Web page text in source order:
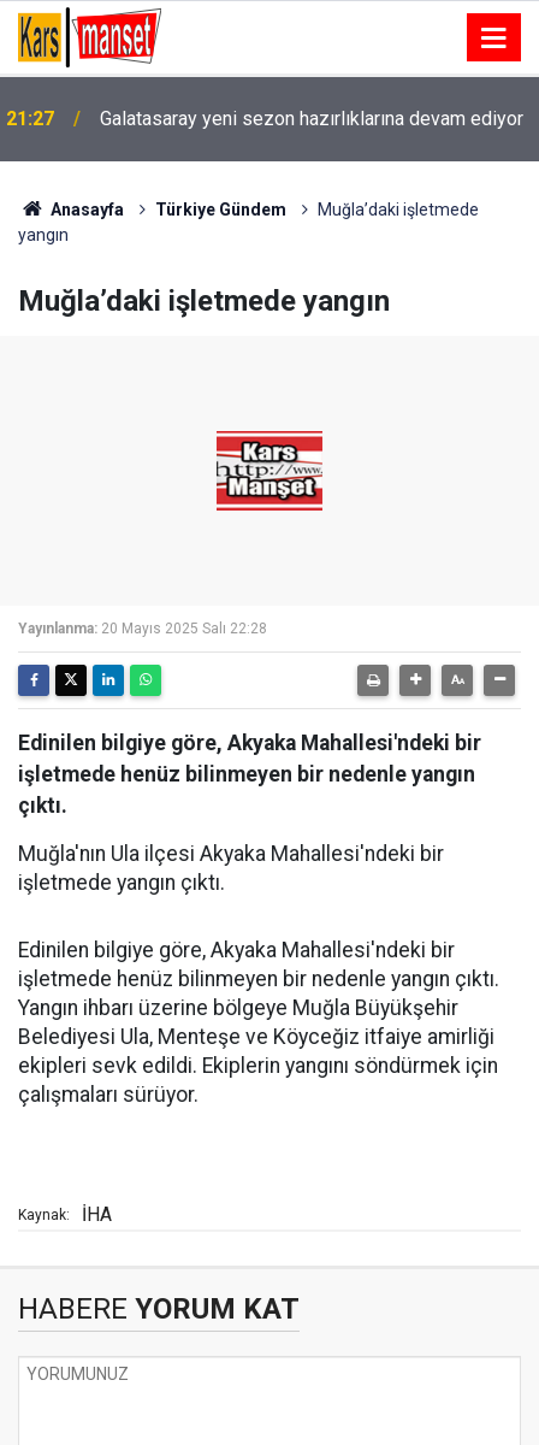
21:27 Galatasaray yeni sezon hazırlıklarına devam ediyor
21:26
Binlerce yolcu etkilendi
Anasayfa Türkiye Gündem
Muğla’daki işletmede
yangın
Muğla’daki işletmede yangın
Yayınlanma: 20 Mayıs 2025 Salı 22:28
Edinilen bilgiye göre, Akyaka Mahallesi'ndeki bir
işletmede henüz bilinmeyen bir nedenle yangın
çıktı.
Muğla'nın Ula ilçesi Akyaka Mahallesi'ndeki bir
işletmede yangın çıktı.
Edinilen bilgiye göre, Akyaka Mahallesi'ndeki bir
işletmede henüz bilinmeyen bir nedenle yangın çıktı.
Yangın ihbarı üzerine bölgeye Muğla Büyükşehir
Belediyesi Ula, Menteşe ve Köyceğiz itfaiye amirliği
ekipleri sevk edildi. Ekiplerin yangını söndürmek için
çalışmaları sürüyor.
Kaynak: İHA
HABERE YORUM KAT